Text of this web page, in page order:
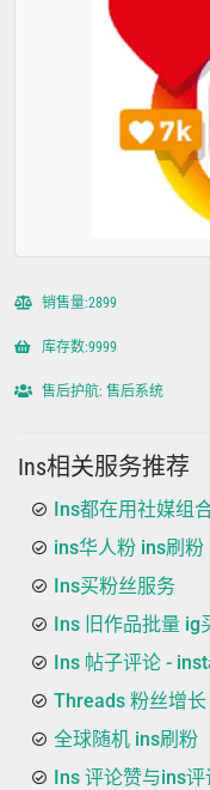
销售量:2899
库存数:9999
售后护航: 售后系统
Ins相关服务推荐
Ins都在用社媒组
ins华人粉 ins刷粉
Ins买粉丝服务
Ins 旧作品批量 ig
Ins 帖子评论 -
Threads 粉丝增长
全球随机 ins刷粉
Ins 评论赞与ins评